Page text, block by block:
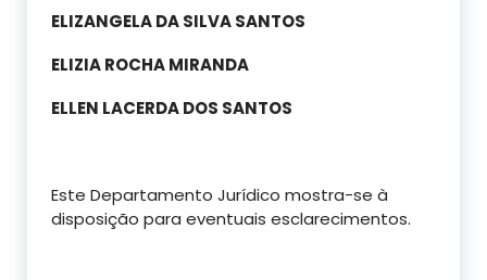
ELIZANGELA DA SILVA SANTOS
ELIZIA ROCHA MIRANDA
ELLEN LACERDA DOS SANTOS
Este Departamento Jurídico mostra-se à
disposição para eventuais esclarecimentos.